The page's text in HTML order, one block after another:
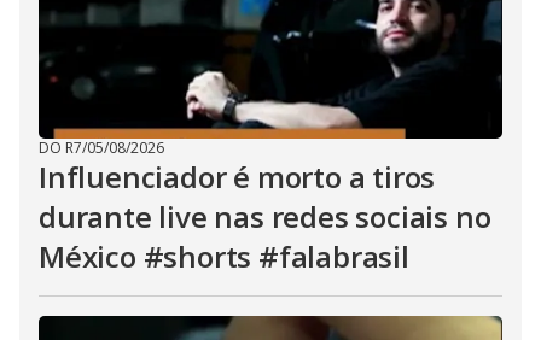
DO R7/05/08/2026
Influenciador é morto a tiros
durante live nas redes sociais no
México #shorts #falabrasil